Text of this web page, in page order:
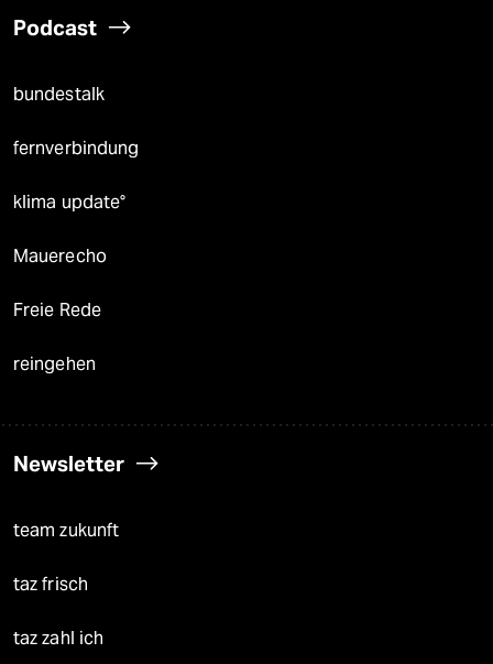
Podcast
bundestalk
fernverbindung
klima update°
Mauerecho
Freie Rede
reingehen
Newsletter
team zukunft
taz frisch
taz zahl ich